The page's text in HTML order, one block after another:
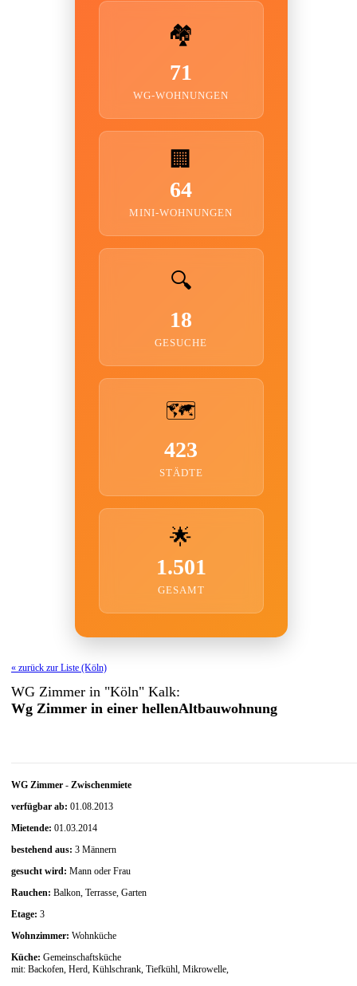
🏘️
71
WG-WOHNUNGEN
🏢
64
MINI-WOHNUNGEN
🔍
18
GESUCHE
🗺️
423
STÄDTE
🌟
1.501
GESAMT
« zurück zur Liste (Köln)
WG Zimmer in "Köln" Kalk:
Wg Zimmer in einer hellenAltbauwohnung
WG Zimmer - Zwischenmiete
verfügbar ab: 01.08.2013
Mietende: 01.03.2014
bestehend aus: 3 Männern
gesucht wird: Mann oder Frau
Rauchen: Balkon, Terrasse, Garten
Etage: 3
Wohnzimmer: Wohnküche
Küche: Gemeinschaftsküche
mit: Backofen, Herd, Kühlschrank, Tiefkühl, Mikrowelle,